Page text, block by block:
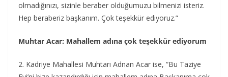
olmadığınızı, sizinle beraber olduğumuzu bilmenizi isteriz.
Hep beraberiz başkanım. Çok teşekkür ediyoruz.”
Muhtar Acar: Mahallem adına çok teşekkür ediyorum
2. Kadriye Mahallesi Muhtarı Adnan Acar ise, “Bu Taziye